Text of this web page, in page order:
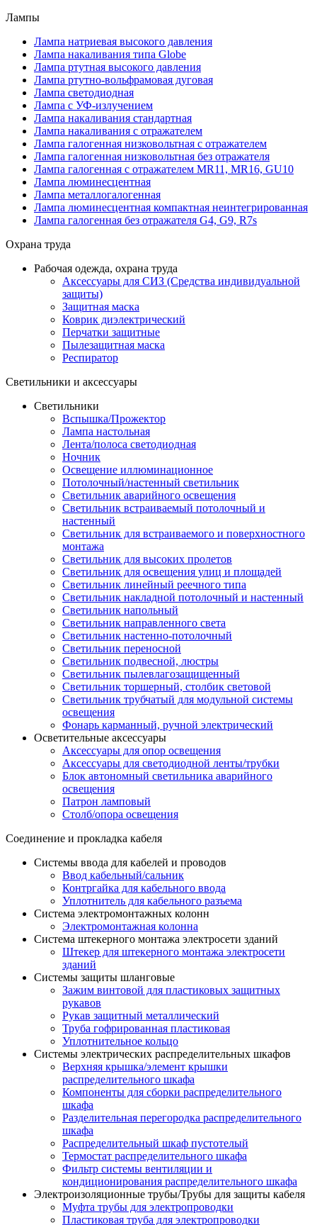
Лампы
Лампа натриевая высокого давления
Лампа накаливания типа Globe
Лампа ртутная высокого давления
Лампа ртутно-вольфрамовая дуговая
Лампа светодиодная
Лампа с УФ-излучением
Лампа накаливания стандартная
Лампа накаливания с отражателем
Лампа галогенная низковольтная с отражателем
Лампа галогенная низковольтная без отражателя
Лампа галогенная с отражателем MR11, MR16, GU10
Лампа люминесцентная
Лампа металлогалогенная
Лампа люминесцентная компактная неинтегрированная
Лампа галогенная без отражателя G4, G9, R7s
Охрана труда
Рабочая одежда, охрана труда
Аксессуары для СИЗ (Средства индивидуальной
защиты)
Защитная маска
Коврик диэлектрический
Перчатки защитные
Пылезащитная маска
Респиратор
Светильники и аксессуары
Светильники
Вспышка/Прожектор
Лампа настольная
Лента/полоса светодиодная
Ночник
Освещение иллюминационное
Потолочный/настенный светильник
Светильник аварийного освещения
Светильник встраиваемый потолочный и
настенный
Светильник для встраиваемого и поверхностного
монтажа
Светильник для высоких пролетов
Светильник для освещения улиц и площадей
Светильник линейный реечного типа
Светильник накладной потолочный и настенный
Светильник напольный
Светильник направленного света
Светильник настенно-потолочный
Светильник переносной
Светильник подвесной, люстры
Светильник пылевлагозащищенный
Светильник торшерный, столбик световой
Светильник трубчатый для модульной системы
освещения
Фонарь карманный, ручной электрический
Осветительные аксессуары
Аксессуары для опор освещения
Аксессуары для светодиодной ленты/трубки
Блок автономный светильника аварийного
освещения
Патрон ламповый
Столб/опора освещения
Соединение и прокладка кабеля
Системы ввода для кабелей и проводов
Ввод кабельный/сальник
Контргайка для кабельного ввода
Уплотнитель для кабельного разъема
Система электромонтажных колонн
Электромонтажная колонна
Система штекерного монтажа электросети зданий
Штекер для штекерного монтажа электросети
зданий
Системы защиты шланговые
Зажим винтовой для пластиковых защитных
рукавов
Рукав защитный металлический
Труба гофрированная пластиковая
Уплотнительное кольцо
Системы электрических распределительных шкафов
Верхняя крышка/элемент крышки
распределительного шкафа
Компоненты для сборки распределительного
шкафа
Разделительная перегородка распределительного
шкафа
Распределительный шкаф пустотелый
Термостат распределительного шкафа
Фильтр системы вентиляции и
кондиционирования распределительного шкафа
Электроизоляционные трубы/Трубы для защиты кабеля
Муфта трубы для электропроводки
Пластиковая труба для электропроводки